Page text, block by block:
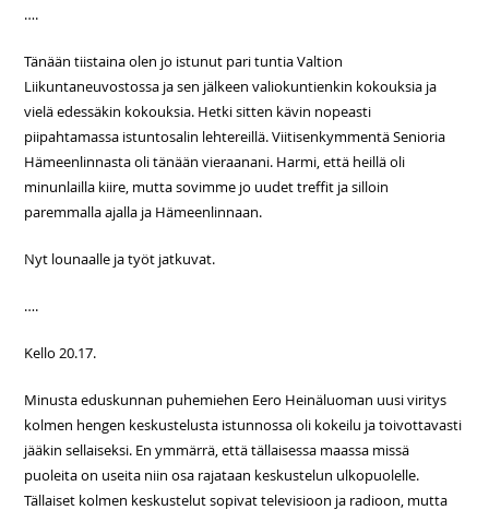
….
Tänään tiistaina olen jo istunut pari tuntia Valtion
Liikuntaneuvostossa ja sen jälkeen valiokuntienkin kokouksia ja
vielä edessäkin kokouksia. Hetki sitten kävin nopeasti
piipahtamassa istuntosalin lehtereillä. Viitisenkymmentä Senioria
Hämeenlinnasta oli tänään vieraanani. Harmi, että heillä oli
minunlailla kiire, mutta sovimme jo uudet treffit ja silloin
paremmalla ajalla ja Hämeenlinnaan.
Nyt lounaalle ja työt jatkuvat.
….
Kello 20.17.
Minusta eduskunnan puhemiehen Eero Heinäluoman uusi viritys
kolmen hengen keskustelusta istunnossa oli kokeilu ja toivottavasti
jääkin sellaiseksi. En ymmärrä, että tällaisessa maassa missä
puoleita on useita niin osa rajataan keskustelun ulkopuolelle.
Tällaiset kolmen keskustelut sopivat televisioon ja radioon, mutta